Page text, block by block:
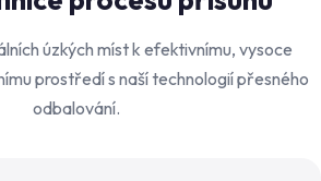
úzkých míst k efektivnímu, vysoce
prostředí s naší technologií přesného
odbalování.